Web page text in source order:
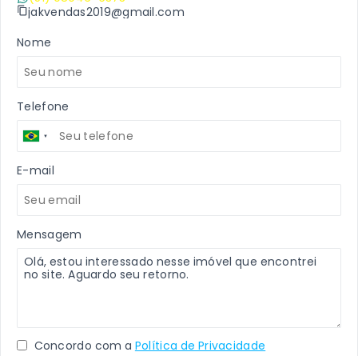
jakvendas2019@gmail.com
Nome
Telefone
E-mail
Mensagem
Concordo com a Política de Privacidade